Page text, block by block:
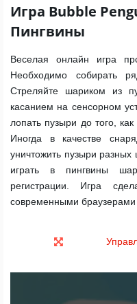
Игра Bubble
Пингвины
Веселая онлайн игра
Необходимо собирать
Стреляйте шариком из
касанием на сенсорном
лопать пузыри до того,
Иногда в качестве
уничтожить пузыри
играть в пингвины
регистрации. Игра
современными браузерами